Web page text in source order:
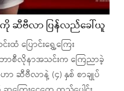
ဆီဗီလာ ပြန်လည်ခေါ်ယူ
ြောင်းရွှေ့ကြေး
လို့ ဘာစီလိုနာအသင်းက ကြေညာခဲ့
ဆီဗီလာနဲ့ (၄) နှစ် စာချုပ်